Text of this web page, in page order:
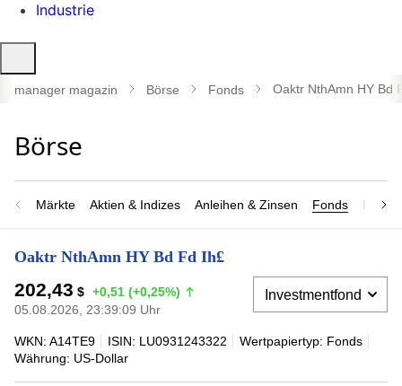
Industrie
öffnen
manager magazin Börse Fonds Oaktr NthAmn HY Bd
Märkte Aktien & Indizes Anleihen & Zinsen Fonds
Oaktr NthAmn HY Bd Fd Ih£
202,43 $ +0,51 (+0,25%)
05.08.2026, 23:39:09 Uhr
WKN: A14TE9 ISIN: LU0931243322
Wertpapiertyp: Fonds
Währung: US-Dollar